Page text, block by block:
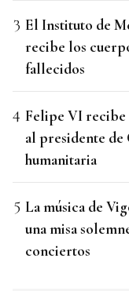
El Instituto de
recibe los
fallecidos
Felipe VI recibe
al presidente de
humanitaria
La música de
una misa
conciertos